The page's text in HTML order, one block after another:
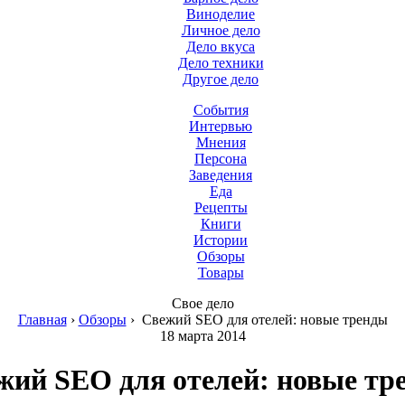
Виноделие
Личное дело
Дело вкуса
Дело техники
Другое дело
События
Интервью
Мнения
Персона
Заведения
Еда
Рецепты
Книги
Истории
Обзоры
Товары
Свое дело
Главная› Обзоры› Свежий SEO для отелей: новые тренды
18 марта 2014
SEO для отелей: новые